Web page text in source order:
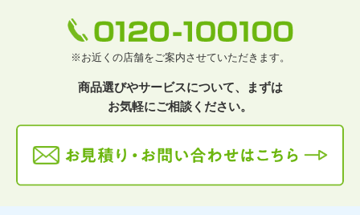
※お近くの店舗をご案内させていただきます。
商品選びやサービスについて、まずは
お気軽にご相談ください。